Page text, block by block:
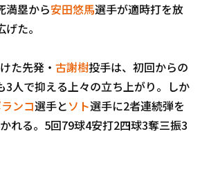
・バファローズ
満塁から安田悠馬選手が適時打を放
た。
た先発・ 古謝樹投手は、初回からの
3人で抑える上々の立ち上がり。しか
ンコ選手とソト選手に2者連続弾を
れる。5回79球4安打2四球3奪三振3